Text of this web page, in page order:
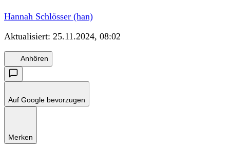
Hannah Schlösser (han)
Aktualisiert: 25.11.2024, 08:02
Anhören
Auf Google bevorzugen
Merken